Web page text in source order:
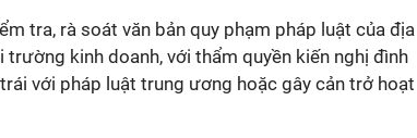
tra, rà soát văn bản quy phạm pháp luật của địa
kinh doanh, với thẩm quyền kiến nghị đình
với pháp luật trung ương hoặc gây cản trở hoạt